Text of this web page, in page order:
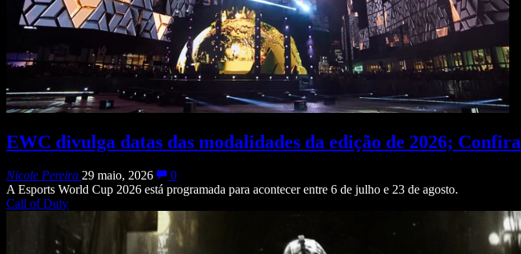
EWC divulga datas das modalidades da edição de 2026; Confira
Nicole Pereira 29 maio, 2026
0
A Esports World Cup 2026 está programada para acontecer entre 6 de julho e 23 de agosto.
Call of Duty